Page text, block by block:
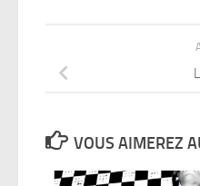
VOUS AIMEREZ